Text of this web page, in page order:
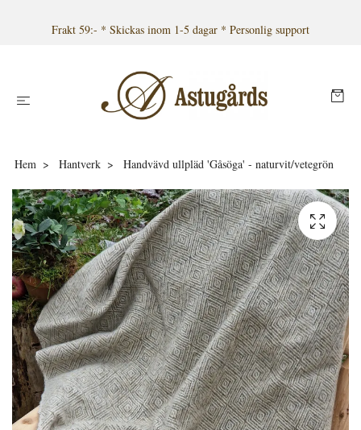
Frakt 59:- * Skickas inom 1-5 dagar * Personlig support
Hem Hantverk Handvävd ullpläd 'Gåsöga' - naturvit/vetegrön